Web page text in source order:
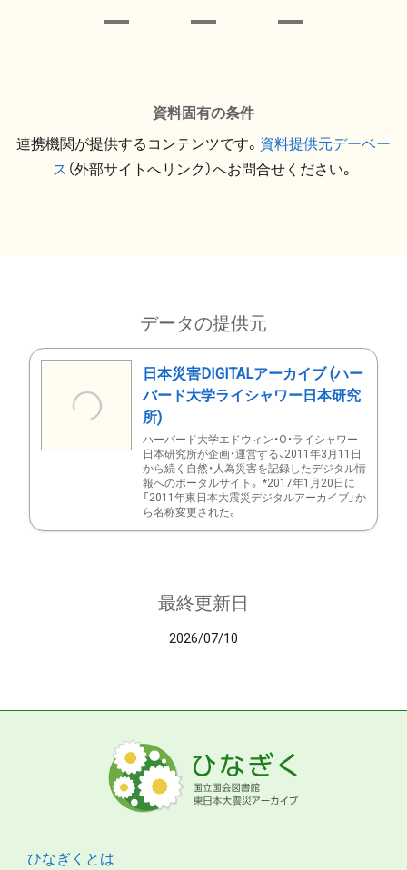
資料固有の条件
連携機関が提供するコンテンツです。 資料提供元デーベー
ス （外部サイトへリンク）へお問合せください。
データの提供元
日本災害DIGITALアーカイブ (ハー
バード大学ライシャワー日本研究
所)
ハーバード大学エドウィン・O・ライシャワー
日本研究所が企画・運営する、2011年3月11日
から続く自然・人為災害を記録したデジタル情
報へのポータルサイト。 *2017年1月20日に
「2011年東日本大震災デジタルアーカイブ」か
ら名称変更された。
最終更新日
2026/07/10
ひなぎくとは